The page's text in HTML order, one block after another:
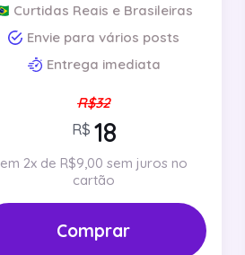
Curtidas Reais e Brasileiras
Envie para vários posts
Entrega imediata
R$32
R$
em 2x de R$9,00 sem juros no
cartão
Comprar